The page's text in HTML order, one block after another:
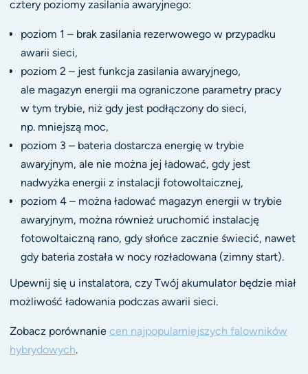
cztery poziomy zasilania awaryjnego:
poziom 1 – brak zasilania rezerwowego w przypadku
awarii sieci,
poziom 2 – jest funkcja zasilania awaryjnego,
ale magazyn energii ma ograniczone parametry pracy
w tym trybie, niż gdy jest podłączony do sieci,
np. mniejszą moc,
poziom 3 – bateria dostarcza energię w trybie
awaryjnym, ale nie można jej ładować, gdy jest
nadwyżka energii z instalacji fotowoltaicznej,
poziom 4 – można ładować magazyn energii w trybie
awaryjnym, można również uruchomić instalację
fotowoltaiczną rano, gdy słońce zacznie świecić, nawet
gdy bateria została w nocy rozładowana (zimny start).
Upewnij się u instalatora, czy Twój akumulator będzie miał
możliwość ładowania podczas awarii sieci.
Zobacz porównanie cen najpopularniejszych falowników
hybrydowych.